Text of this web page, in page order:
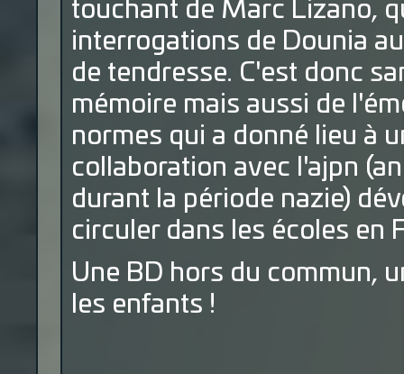
touchant de Marc Lizano,
interrogations de Dounia
de tendresse. C'est donc
mémoire mais aussi de
normes qui a donné lieu à
collaboration avec l'ajpn
durant la période nazie)
circuler dans les écoles en
Une BD hors du commun,
les enfants !